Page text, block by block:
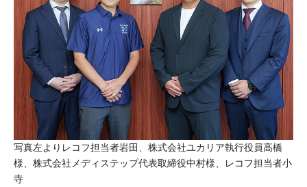
写真左よりレコフ担当者岩田、株式会社ユカリア執行役員高橋
様、株式会社メディステップ代表取締役中村様、レコフ担当者小
寺